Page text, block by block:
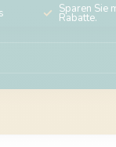
Sparen Sie
Rabatte.